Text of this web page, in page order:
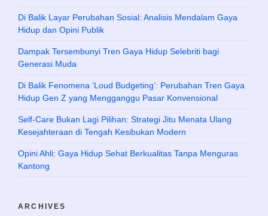
Di Balik Layar Perubahan Sosial: Analisis Mendalam Gaya
Hidup dan Opini Publik
Dampak Tersembunyi Tren Gaya Hidup Selebriti bagi
Generasi Muda
Di Balik Fenomena ‘Loud Budgeting’: Perubahan Tren Gaya
Hidup Gen Z yang Mengganggu Pasar Konvensional
Self-Care Bukan Lagi Pilihan: Strategi Jitu Menata Ulang
Kesejahteraan di Tengah Kesibukan Modern
Opini Ahli: Gaya Hidup Sehat Berkualitas Tanpa Menguras
Kantong
ARCHIVES